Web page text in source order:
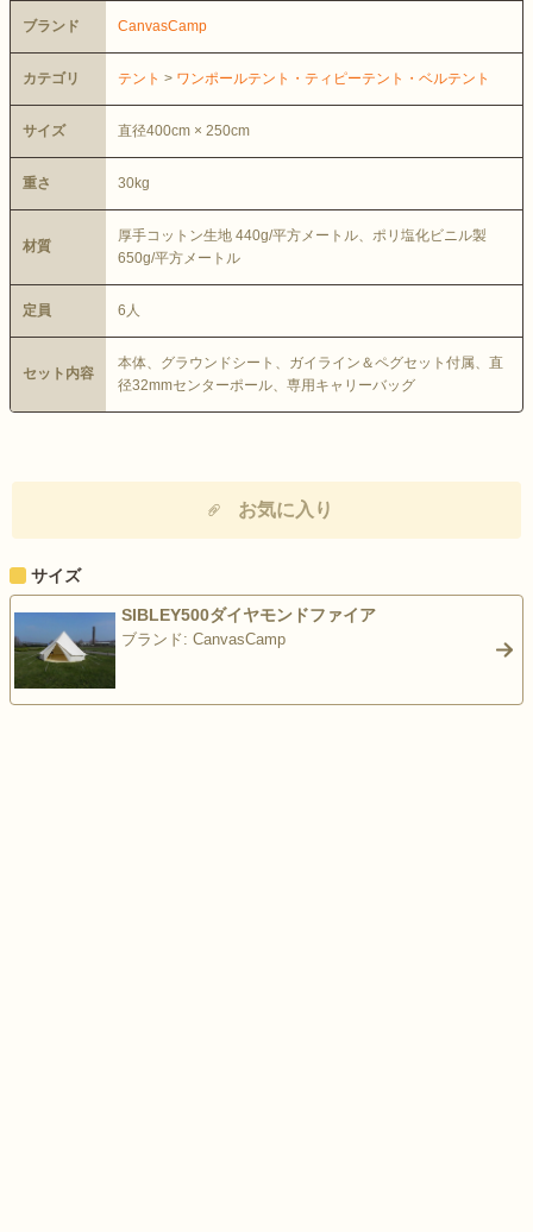
ブランド CanvasCamp
カテゴリ テント > ワンポールテント・ティピーテント・ベルテント
サイズ 直径400cm × 250cm
重さ 30kg
材質
厚手コットン生地 440g/平方メートル、ポリ塩化ビニル製
650g/平方メートル
定員 6人
セット内容
本体、グラウンドシート、ガイライン＆ペグセット付属、直
径32mmセンターポール、専用キャリーバッグ
お気に入り
サイズ
SIBLEY500ダイヤモンドファイア
ブランド: CanvasCamp